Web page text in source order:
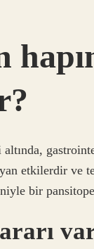
etkilerdir ve
bir